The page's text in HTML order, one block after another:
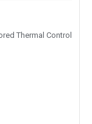
Thermal Control